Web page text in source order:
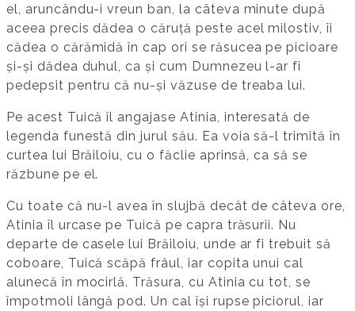
el, aruncându-i vreun ban, la câteva minute după
aceea precis dădea o căruță peste acel milostiv, îi
cădea o cărămidă în cap ori se răsucea pe picioare
și-și dădea duhul, ca și cum Dumnezeu l-ar fi
pedepsit pentru că nu-și văzuse de treaba lui.
Pe acest Tuică îl angajase Atinia, interesată de
legenda funestă din jurul său. Ea voia să-l trimită în
curtea lui Brăiloiu, cu o făclie aprinsă, ca să se
răzbune pe el.
Cu toate că nu-l avea în slujbă decât de câteva ore,
Atinia îl urcase pe Tuică pe capra trăsurii. Nu
departe de casele lui Brăiloiu, unde ar fi trebuit să
coboare, Tuică scăpă frâul, iar copita unui cal
alunecă în mocirlă. Trăsura, cu Atinia cu tot, se
împotmoli lângă pod. Un cal își rupse piciorul, iar